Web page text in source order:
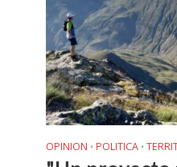
OPINION • POLITICA •